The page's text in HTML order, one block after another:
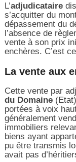
L’adjudicataire
s’acquitter du
dépassement du
l’absence de
vente à son prix
enchères. C’est
La vente aux
Cette vente par
du Domaine
portées à voix
généralement
immobiliers
biens ayant
pu être transmis
avait pas